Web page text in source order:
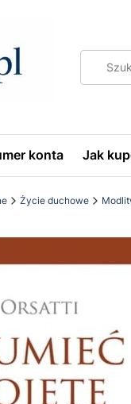
konta Jak
Życie duchowe